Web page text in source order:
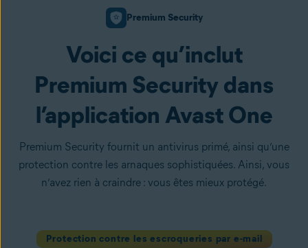
Premium Security
Voici ce qu’inclut
Premium Security dans
l’application Avast One
Premium Security fournit un antivirus primé, ainsi qu’une
protection contre les arnaques sophistiquées. Ainsi, vous
n’avez rien à craindre : vous êtes mieux protégé.
Protection contre les escroqueries par e-mail